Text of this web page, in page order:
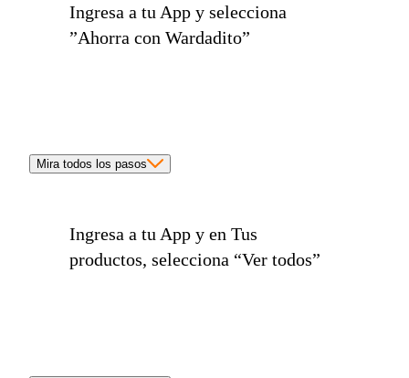
Ingresa a tu App y selecciona
”Ahorra con Wardadito”
Mira todos los pasos
Ingresa a tu App y en Tus
productos, selecciona “Ver todos”